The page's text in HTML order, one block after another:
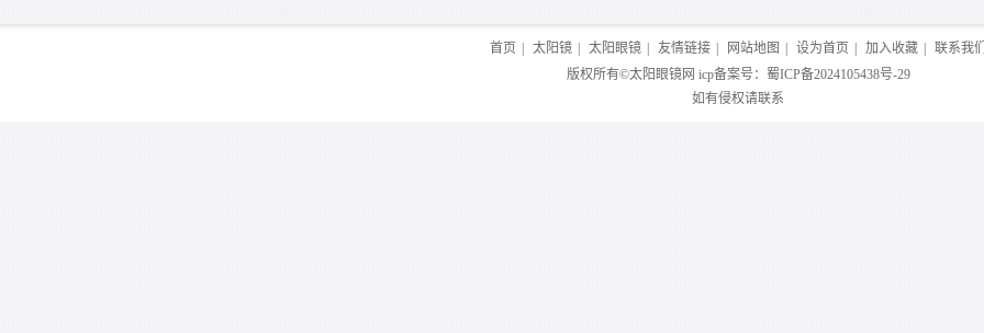
首页 太阳镜 太阳眼镜 友情链接 网站地图 设为首页 加入收藏
联系我
版权所有©太阳眼镜网 icp备案号： 蜀ICP备2024105438号-29
如有侵权请联系